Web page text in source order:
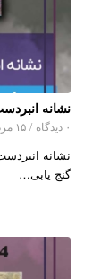
نشانه
۰ دیدگاه / ۱۵ مرداد ۱۴۰۲
نشانه
گنج یابی…